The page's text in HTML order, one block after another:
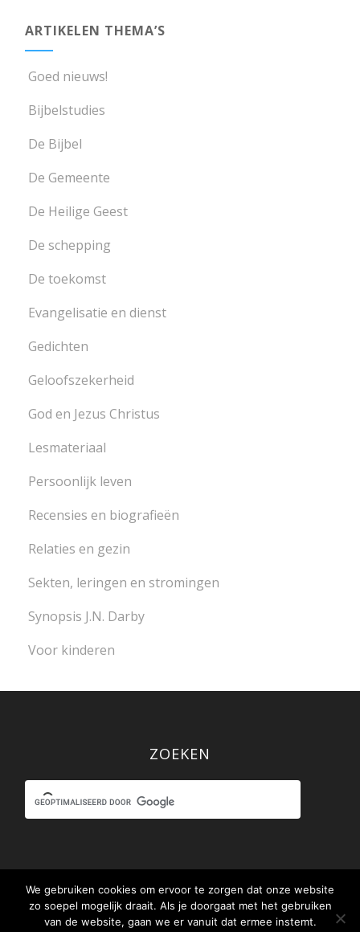
ARTIKELEN THEMA’S
Goed nieuws!
Bijbelstudies
De Bijbel
De Gemeente
De Heilige Geest
De schepping
De toekomst
Evangelisatie en dienst
Gedichten
Geloofszekerheid
God en Jezus Christus
Lesmateriaal
Persoonlijk leven
Recensies en biografieën
Relaties en gezin
Sekten, leringen en stromingen
Synopsis J.N. Darby
Voor kinderen
ZOEKEN
© www.debijbelvoorjou.nl / .be in samenwerking metStichting Uit
We gebruiken cookies om ervoor te zorgen dat onze website
zo soepel mogelijk draait. Als je doorgaat met het gebruiken
van de website, gaan we er vanuit dat ermee instemt.